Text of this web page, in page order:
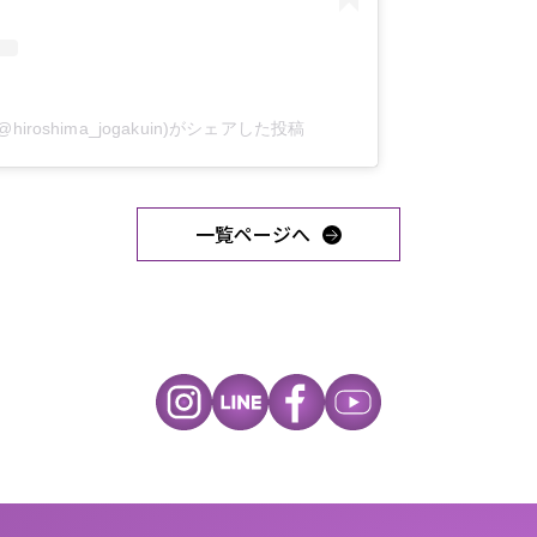
がシェアした投稿
一覧ページへ